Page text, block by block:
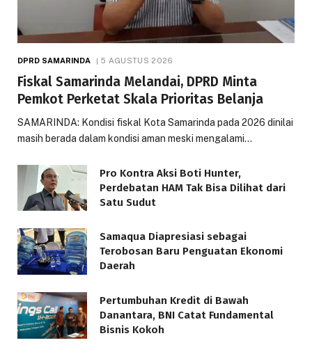
DPRD SAMARINDA 5 AGUSTUS 2026
Fiskal Samarinda Melandai, DPRD Minta
Pemkot Perketat Skala Prioritas Belanja
SAMARINDA: Kondisi fiskal Kota Samarinda pada 2026 dinilai
masih berada dalam kondisi aman meski mengalami…
Pro Kontra Aksi Boti Hunter,
Perdebatan HAM Tak Bisa Dilihat dari
Satu Sudut
Samaqua Diapresiasi sebagai
Terobosan Baru Penguatan Ekonomi
Daerah
Pertumbuhan Kredit di Bawah
Danantara, BNI Catat Fundamental
Bisnis Kokoh